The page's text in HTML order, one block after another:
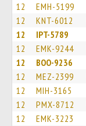
12 EMH-5199
12 KNT-6012
12 IPT-5789
12 EMK-9244
12 BOO-9236
12 MEZ-2399
12 MIH-3165
12 PMX-8712
12 EMK-3223